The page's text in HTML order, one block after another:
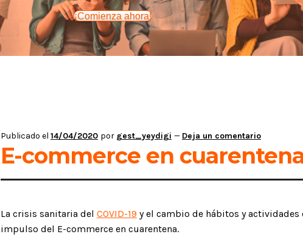
¡Comienza ahora!
Publicado el 14/04/2020 por gest_yeydigi — Deja un comentario
E-commerce en
La crisis sanitaria del COVID-19 y el cambio de hábitos y
impulso del E-commerce en cuarentena.